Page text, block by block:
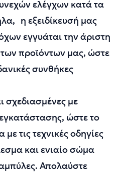
ελέγχων κατά τα
η εξειδίκευσή μας
εγγυάται την άριστη
προϊόντων μας, ώστε
συνθήκες
σχεδιασμένες με
ώστε το
τις τεχνικές οδηγίες
και ενιαίο σώμα
Απολαύστε